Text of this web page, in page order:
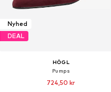
Nyhed
DEAL
HÖGL
Pumps
724,50 kr